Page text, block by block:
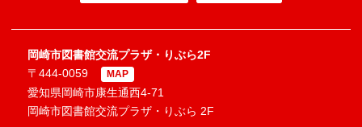
岡崎市図書館交流プラザ・りぶら2F
〒444-0059
MAP
愛知県岡崎市康生通西4-71
岡崎市図書館交流プラザ・りぶら 2F